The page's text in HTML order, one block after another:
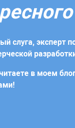
—
сотрудничества
поставленных
слуга, эксперт
в моем